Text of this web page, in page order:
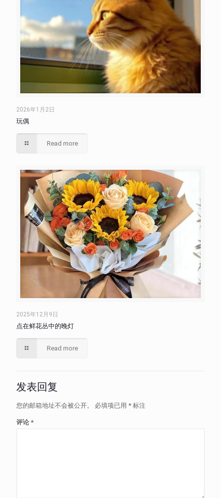
2026年1月2日
玩偶
Read more
2025年12月9日
点在鲜花丛中的晚灯
Read more
发表回复
您的邮箱地址不会被公开。 必填项已用 * 标注
评论 *